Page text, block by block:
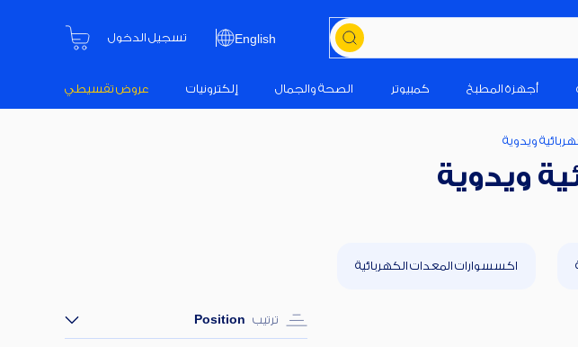
English تسجيل الدخول
أجهزة المطبخ كمبيوتر الصحة والجمال إلكترونيات عروض تقسيطي
ويدوية
ويدوية
اكسسوارات المعدات الكهربائية
ترتيب Position